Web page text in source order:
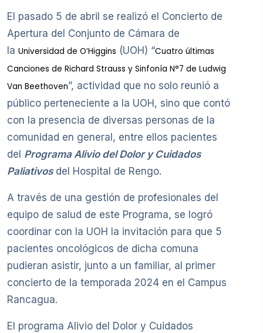
El pasado 5 de abril se realizó el Concierto de
Apertura del Conjunto de Cámara de
la Universidad de O’Higgins (UOH) “Cuatro últimas
Canciones de Richard Strauss y Sinfonía N°7 de Ludwig
Van Beethoven”, actividad que no solo reunió a
público perteneciente a la UOH, sino que contó
con la presencia de diversas personas de la
comunidad en general, entre ellos pacientes
del Programa Alivio del Dolor y Cuidados
Paliativosdel Hospital de Rengo.
A través de una gestión de profesionales del
equipo de salud de este Programa, se logró
coordinar con la UOH la invitación para que 5
pacientes oncológicos de dicha comuna
pudieran asistir, junto a un familiar, al primer
concierto de la temporada 2024 en el Campus
Rancagua.
El programa Alivio del Dolor y Cuidados